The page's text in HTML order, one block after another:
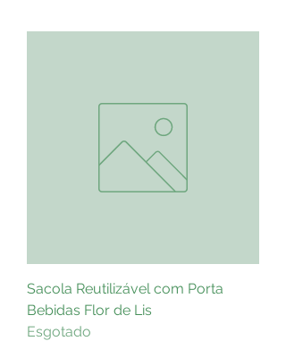
Sacola Reutilizável com Porta
Bebidas Flor de Lis
Esgotado